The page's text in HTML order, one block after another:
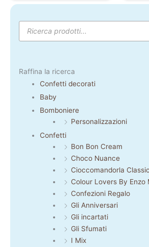
Products
search
Raffina la ricerca
Confetti decorati
Baby
Bomboniere
Personalizzazioni
Confetti
Bon Bon Cream
Choco Nuance
Cioccomandorla
Colour Lovers By Enzo
Confezioni Regalo
Gli Anniversari
Gli incartati
Gli Sfumati
I Mix